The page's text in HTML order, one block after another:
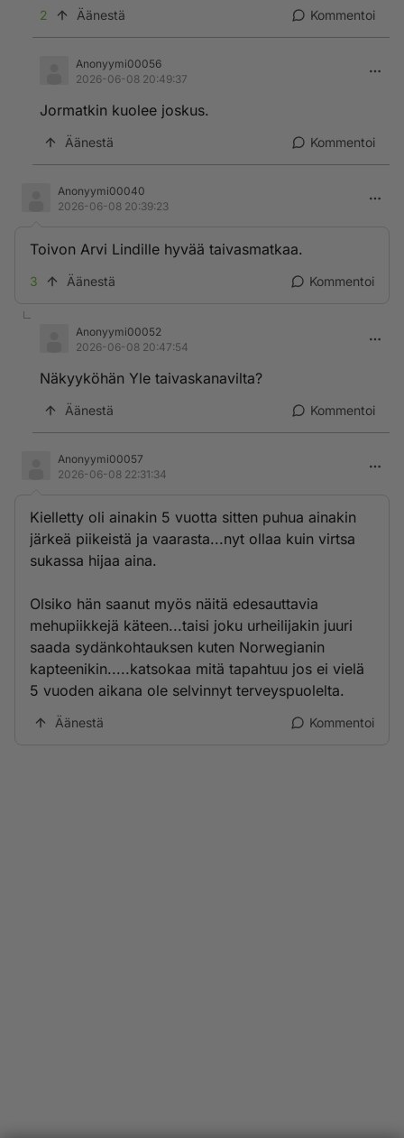
2 Äänestä Kommentoi
Anonyymi00056
2026-06-08 20:49:37
Jormatkin kuolee joskus.
Äänestä Kommentoi
Anonyymi00040
2026-06-08 20:39:23
Toivon Arvi Lindille hyvää taivasmatkaa.
3 Äänestä Kommentoi
Anonyymi00052
2026-06-08 20:47:54
Näkyyköhän Yle taivaskanavilta?
Äänestä Kommentoi
Anonyymi00057
2026-06-08 22:31:34
Kielletty oli ainakin 5 vuotta sitten puhua ainakin
järkeä piikeistä ja vaarasta...nyt ollaa kuin virtsa
sukassa hijaa aina.
Olsiko hän saanut myös näitä edesauttavia
mehupiikkejä käteen...taisi joku urheilijakin juuri
saada sydänkohtauksen kuten Norwegianin
kapteenikin.....katsokaa mitä tapahtuu jos ei vielä
5 vuoden aikana ole selvinnyt terveyspuolelta.
Äänestä Kommentoi